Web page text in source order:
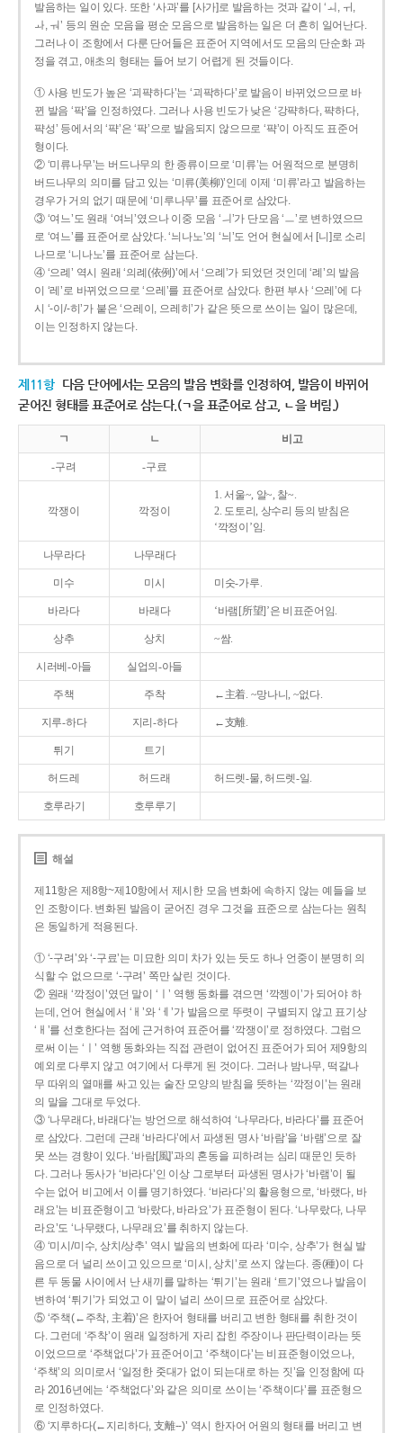
발음하는 일이 있다. 또한 ‘사과’를 [사가]로 발음하는 것과 같이 ‘ㅚ, ㅟ,
ㅘ, ㅝ’ 등의 원순 모음을 평순 모음으로 발음하는 일은 더 흔히 일어난다.
그러나 이 조항에서 다룬 단어들은 표준어 지역에서도 모음의 단순화 과
정을 겪고, 애초의 형태는 들어 보기 어렵게 된 것들이다.
① 사용 빈도가 높은 ‘괴퍅하다’는 ‘괴팍하다’로 발음이 바뀌었으므로 바
뀐 발음 ‘팍’을 인정하였다. 그러나 사용 빈도가 낮은 ‘강퍅하다, 퍅하다,
퍅성’ 등에서의 ‘퍅’은 ‘팍’으로 발음되지 않으므로 ‘퍅’이 아직도 표준어
형이다.
② ‘미류나무’는 버드나무의 한 종류이므로 ‘미류’는 어원적으로 분명히
버드나무의 의미를 담고 있는 ‘미류(美柳)’인데 이제 ‘미류’라고 발음하는
경우가 거의 없기 때문에 ‘미루나무’를 표준어로 삼았다.
③ ‘여느’도 원래 ‘여늬’였으나 이중 모음 ‘ㅢ’가 단모음 ‘ㅡ’로 변하였으므
로 ‘여느’를 표준어로 삼았다. ‘늬나노’의 ‘늬’도 언어 현실에서 [니]로 소리
나므로 ‘니나노’를 표준어로 삼는다.
④ ‘으례’ 역시 원래 ‘의례(依例)’에서 ‘으례’가 되었던 것인데 ‘례’의 발음
이 ‘레’로 바뀌었으므로 ‘으레’를 표준어로 삼았다. 한편 부사 ‘으레’에 다
시 ‘-이/-히’가 붙은 ‘으레이, 으레히’가 같은 뜻으로 쓰이는 일이 많은데,
이는 인정하지 않는다.
제11항 다음 단어에서는 모음의 발음 변화를 인정하여, 발음이 바뀌어
굳어진 형태를 표준어로 삼는다.(ㄱ을 표준어로 삼고, ㄴ을 버림.)
ㄱ ㄴ 비고
-구려 -구료
깍쟁이 깍정이
1. 서울~, 알~, 찰~.
2. 도토리, 상수리 등의 받침은
‘깍정이’임.
나무라다 나무래다
미수 미시 미숫-가루.
바라다 바래다 ‘바램[所望]’은 비표준어임.
상추 상치 ~쌈.
시러베-아들 실업의-아들
주책 주착 ←主着. ~망나니, ~없다.
지루-하다 지리-하다 ←支離.
튀기 트기
허드레 허드래 허드렛-물, 허드렛-일.
호루라기 호루루기
해설
제11항은 제8항~제10항에서 제시한 모음 변화에 속하지 않는 예들을 보
인 조항이다. 변화된 발음이 굳어진 경우 그것을 표준으로 삼는다는 원칙
은 동일하게 적용된다.
① ‘-구려’와 ‘-구료’는 미묘한 의미 차가 있는 듯도 하나 언중이 분명히 의
식할 수 없으므로 ‘-구려’ 쪽만 살린 것이다.
② 원래 ‘깍정이’였던 말이 ‘ㅣ’ 역행 동화를 겪으면 ‘깍젱이’가 되어야 하
는데, 언어 현실에서 ‘ㅐ’와 ‘ㅔ’가 발음으로 뚜렷이 구별되지 않고 표기상
‘ㅐ’를 선호한다는 점에 근거하여 표준어를 ‘깍쟁이’로 정하였다. 그럼으
로써 이는 ‘ㅣ’ 역행 동화와는 직접 관련이 없어진 표준어가 되어 제9항의
예외로 다루지 않고 여기에서 다루게 된 것이다. 그러나 밤나무, 떡갈나
무 따위의 열매를 싸고 있는 술잔 모양의 받침을 뜻하는 ‘깍정이’는 원래
의 말을 그대로 두었다.
③ ‘나무래다, 바래다’는 방언으로 해석하여 ‘나무라다, 바라다’를 표준어
로 삼았다. 그런데 근래 ‘바라다’에서 파생된 명사 ‘바람’을 ‘바램’으로 잘
못 쓰는 경향이 있다. ‘바람[風]’과의 혼동을 피하려는 심리 때문인 듯하
다. 그러나 동사가 ‘바라다’인 이상 그로부터 파생된 명사가 ‘바램’이 될
수는 없어 비고에서 이를 명기하였다. ‘바라다’의 활용형으로, ‘바랬다, 바
래요’는 비표준형이고 ‘바랐다, 바라요’가 표준형이 된다. ‘나무랐다, 나무
라요’도 ‘나무랬다, 나무래요’를 취하지 않는다.
④ ‘미시/미수, 상치/상추’ 역시 발음의 변화에 따라 ‘미수, 상추’가 현실 발
음으로 더 널리 쓰이고 있으므로 ‘미시, 상치’로 쓰지 않는다. 종(種)이 다
른 두 동물 사이에서 난 새끼를 말하는 ‘튀기’는 원래 ‘트기’였으나 발음이
변하여 ‘튀기’가 되었고 이 말이 널리 쓰이므로 표준어로 삼았다.
⑤ ‘주책(←주착, 主着)’은 한자어 형태를 버리고 변한 형태를 취한 것이
다. 그런데 ‘주착’이 원래 일정하게 자리 잡힌 주장이나 판단력이라는 뜻
이었으므로 ‘주책없다’가 표준어이고 ‘주책이다’는 비표준형이었으나,
‘주책’의 의미로서 ‘일정한 줏대가 없이 되는대로 하는 짓’을 인정함에 따
라 2016년에는 ‘주책없다’와 같은 의미로 쓰이는 ‘주책이다’를 표준형으
로 인정하였다.
⑥ ‘지루하다(←지리하다, 支離--)’ 역시 한자어 어원의 형태를 버리고 변